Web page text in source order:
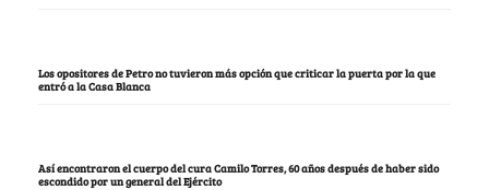
Los opositores de Petro no tuvieron más opción que criticar la puerta por la que
entró a la Casa Blanca
Así encontraron el cuerpo del cura Camilo Torres, 60 años después de haber sido
escondido por un general del Ejército